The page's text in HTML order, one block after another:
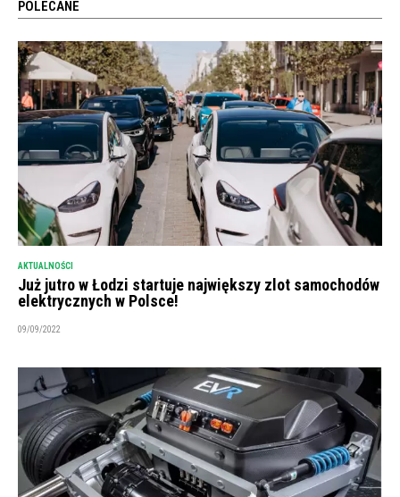
POLECANE
AKTUALNOŚCI
Już jutro w Łodzi startuje największy zlot samochodów
elektrycznych w Polsce!
09/09/2022